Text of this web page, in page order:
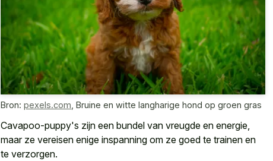
Bron: pexels.com Bruine en witte langharige hond op groen gras
Cavapoo-puppy's zijn een bundel van vreugde en energie,
maar ze vereisen enige inspanning om ze goed te trainen en
te verzorgen.